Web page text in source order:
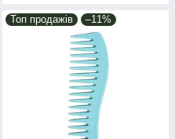
Топ продажів –11%